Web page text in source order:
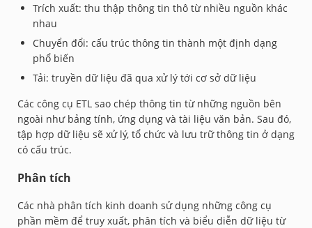
Trích xuất: thu thập thông tin thô từ nhiều nguồn khác
nhau
Chuyển đổi: cấu trúc thông tin thành một định dạng
phổ biến
Tải: truyền dữ liệu đã qua xử lý tới cơ sở dữ liệu
Các công cụ ETL sao chép thông tin từ những nguồn bên
ngoài như bảng tính, ứng dụng và tài liệu văn bản. Sau đó,
tập hợp dữ liệu sẽ xử lý, tổ chức và lưu trữ thông tin ở dạng
có cấu trúc.
Phân tích
Các nhà phân tích kinh doanh sử dụng những công cụ
phần mềm để truy xuất, phân tích và biểu diễn dữ liệu từ